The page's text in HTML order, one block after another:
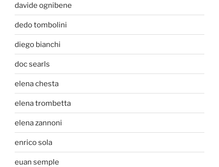
davide ognibene
dedo tombolini
diego bianchi
doc searls
elena chesta
elena trombetta
elena zannoni
enrico sola
euan semple